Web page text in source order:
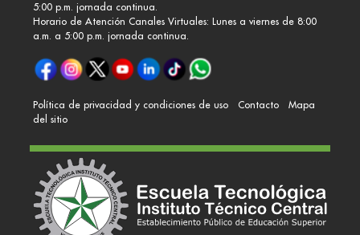
5:00 p.m. jornada continua.
Horario de Atención Canales Virtuales: Lunes a viernes de 8:00
a.m. a 5:00 p.m. jornada continua.
Política de privacidad y condiciones de uso Contacto
Mapa
del sitio